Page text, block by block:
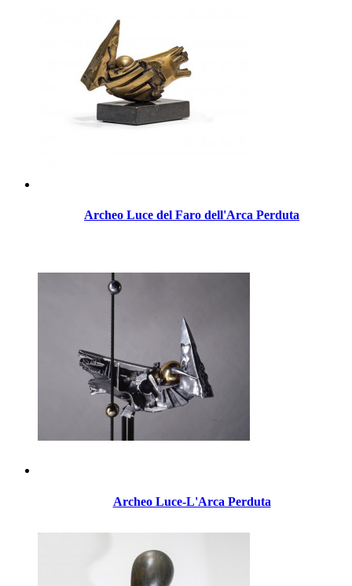
Archeo Luce del Faro dell'Arca Perduta
Archeo Luce-L'Arca Perduta